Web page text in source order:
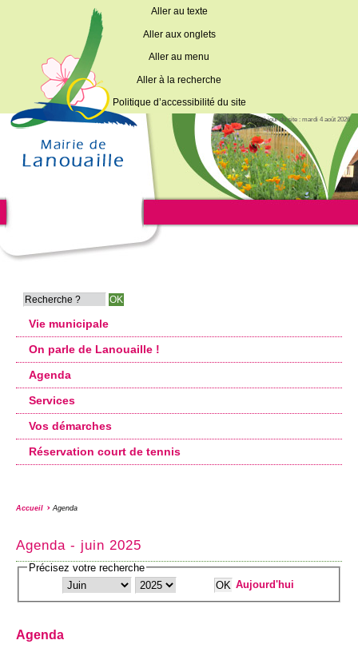
Aller au texte
Aller aux onglets
Aller au menu
Aller à la recherche
Politique d’accessibilité du site
Dernière mise à jour du site : mardi 4 août 2026
Vie municipale
On parle de Lanouaille !
Agenda
Services
Vos démarches
Réservation court de tennis
Accueil Agenda
Agenda - juin 2025
Précisez votre recherche
Aujourd'hui
Agenda